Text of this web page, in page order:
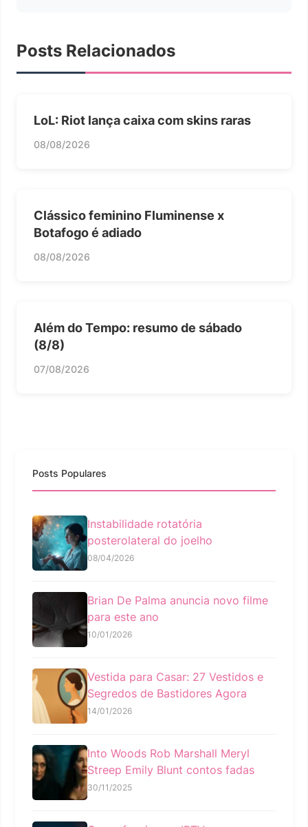
Posts Relacionados
LoL: Riot lança caixa com skins raras
08/08/2026
Clássico feminino Fluminense x
Botafogo é adiado
08/08/2026
Além do Tempo: resumo de sábado
(8/8)
07/08/2026
Posts Populares
Instabilidade rotatória
posterolateral do joelho
08/04/2026
Brian De Palma anuncia novo filme
para este ano
10/01/2026
Vestida para Casar: 27 Vestidos e
Segredos de Bastidores Agora
14/01/2026
Into Woods Rob Marshall Meryl
Streep Emily Blunt contos fadas
30/11/2025